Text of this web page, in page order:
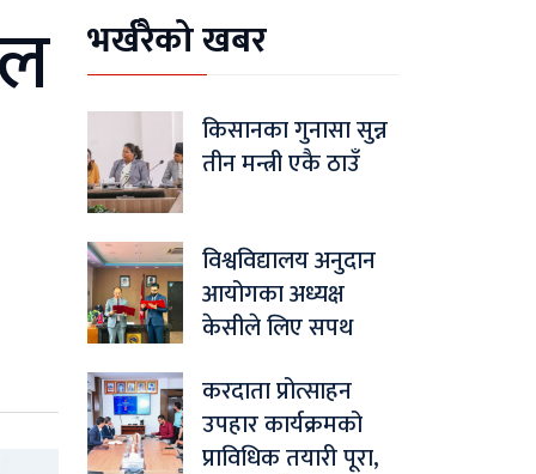
भर्खरैको खबर
किसानका गुनासा सुन्न
तीन मन्त्री एकै ठाउँ
विश्वविद्यालय अनुदान
आयोगका अध्यक्ष
केसीले लिए सपथ
करदाता प्रोत्साहन
उपहार कार्यक्रमको
प्राविधिक तयारी पूरा,